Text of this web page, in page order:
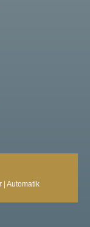
| Automatik